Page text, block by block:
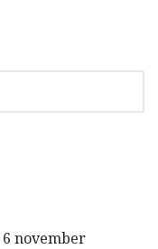
6 november